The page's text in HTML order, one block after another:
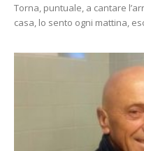
Torna, puntuale, a cantare
casa, lo sento ogni mattina,